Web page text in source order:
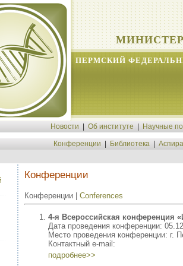
ПЕРМСКИЙ
Новости Об институте Научные
Конференции Библиотека
Конференции
Конференции | Conferences
4-я Всероссийская конференция
Дата проведения конференции:
Место проведения конференции: г.
Контактный e-mail:
подробнее>>